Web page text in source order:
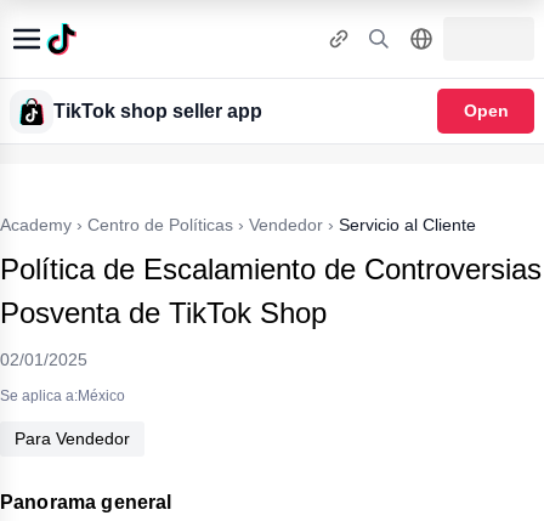
TikTok shop seller app Open
Academy › Centro de Políticas › Vendedor › Servicio al Cliente
Política de Escalamiento de Controversias
Posventa de TikTok Shop
02/01/2025
Se aplica a:México
Para Vendedor
Panorama general